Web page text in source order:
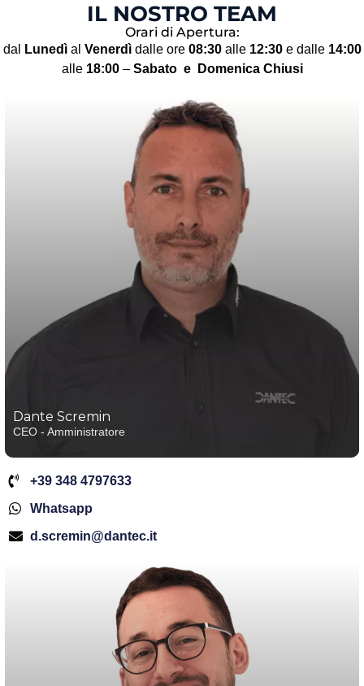
IL NOSTRO TEAM
Orari di Apertura:
dal Lunedìal Venerdìdalle ore 08:30alle 12:30e dalle 14:00
alle 18:00– Sabato e Domenica Chiusi
Dante Scremin
CEO - Amministratore
+39 348 4797633
Whatsapp
d.scremin@dantec.it